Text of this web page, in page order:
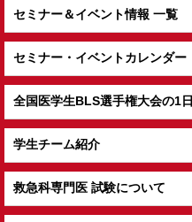
セミナー＆イベント情報 一覧
セミナー・イベントカレンダー
全国医学生BLS選手権大会の1日
学生チーム紹介
救急科専門医 試験について